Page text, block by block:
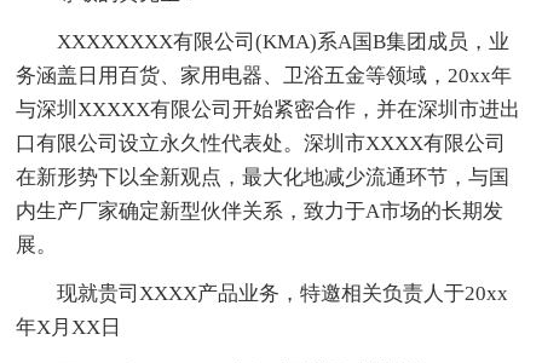
XXXXXXXX有限公司(KMA)系A国B集团成员，业
务涵盖日用百货、家用电器、卫浴五金等领域，20xx年
与深圳XXXXX有限公司开始紧密合作，并在深圳市进出
口有限公司设立永久性代表处。深圳市XXXX有限公司
在新形势下以全新观点，最大化地减少流通环节，与国
内生产厂家确定新型伙伴关系，致力于A市场的长期发
展。
现就贵司XXXX产品业务，特邀相关负责人于20xx
年X月XX日